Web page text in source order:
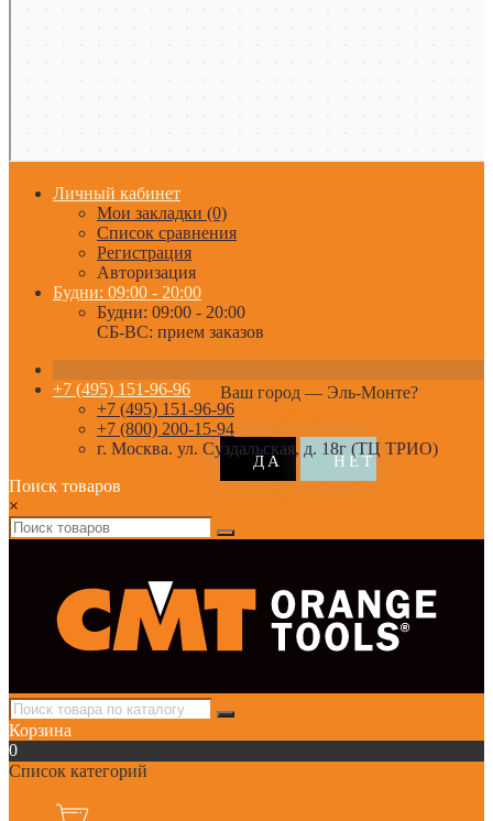
Личный кабинет
Мои закладки (0)
Список сравнения
Регистрация
Авторизация
Будни: 09:00 - 20:00
Будни: 09:00 - 20:00
СБ-ВС: прием заказов
Ваш город — Эль-Монте?
+7 (495) 151-96-96
+7 (495) 151-96-96
+7 (800) 200-15-94
г. Москва. ул. Суздальская, д. 18г (ТЦ ТРИО)
Поиск товаров
×
Корзина
0
Список категорий